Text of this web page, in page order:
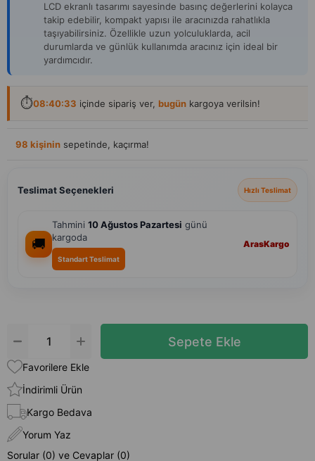
LCD ekranlı tasarımı sayesinde basınç değerlerini kolayca
takip edebilir, kompakt yapısı ile aracınızda rahatlıkla
taşıyabilirsiniz. Özellikle uzun yolculuklarda, acil
durumlarda ve günlük kullanımda aracınız için ideal bir
yardımcıdır.
⏱️08:40:32 içinde sipariş ver, bugünkargoya verilsin!
Son 1 günde50+ kişi ziyaret etti
Teslimat Seçenekleri Hızlı Teslimat
🚚
Tahmini 10 Ağustos Pazartesi günü
kargoda
Standart Teslimat
ArasKargo
Favorilere Ekle
İndirimli Ürün
Kargo Bedava
Yorum Yaz
Sorular (0) ve Cevaplar (0)